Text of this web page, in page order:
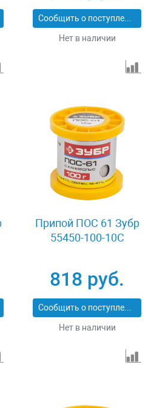
Сообщить о поступлении
Нет в наличии
Припой ПОС 61 Зубр
55450-100-10C
818 руб.
Сообщить о поступлении
Нет в наличии